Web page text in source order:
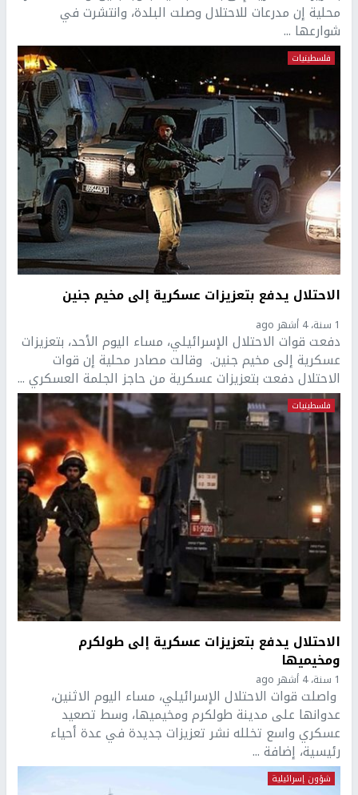
محلية إن مدرعات للاحتلال وصلت البلدة، وانتشرت في
شوارعها ...
فلسطينيات
الاحتلال يدفع بتعزيزات عسكرية إلى مخيم جنين
1 سنة، 4 أشهر ago
دفعت قوات الاحتلال الإسرائيلي، مساء اليوم الأحد، بتعزيزات
عسكرية إلى مخيم جنين. وقالت مصادر محلية إن قوات
الاحتلال دفعت بتعزيزات عسكرية من حاجز الجلمة العسكري ...
فلسطينيات
الاحتلال يدفع بتعزيزات عسكرية إلى طولكرم
ومخيميها
1 سنة، 4 أشهر ago
واصلت قوات الاحتلال الإسرائيلي، مساء اليوم الاثنين،
عدوانها على مدينة طولكرم ومخيميها، وسط تصعيد
عسكري واسع تخلله نشر تعزيزات جديدة في عدة أحياء
رئيسية، إضافة ...
شؤون إسرائيلية